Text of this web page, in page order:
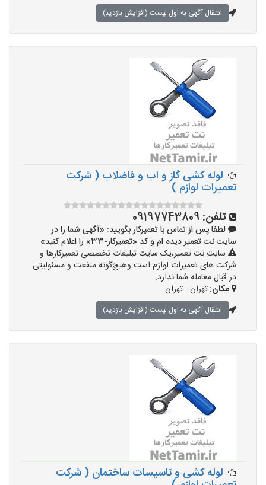
انتقال آگهی به اول لیست (افزایش بازدید)
لوله کشی گاز و اب و فاضلاب ( شرکت
تعمیرات لوازم )
تلفن: 09197743809
لطفا پس از تماس با تعمیرکار بگویید: «آگهی شما را در
سایت نت تعمیر دیده ام و کد «تعمیرکار-33» را اعلام کنید»
سایت نت تعمیر،یک سایت تبلیغات تخصصی تعمیرکارها و
شرکت های تعمیرات لوازم است وهیچ‌گونه منفعت و مسئولیتی
در قبال معامله شما ندارد.
مکان:تهران - تهران
انتقال آگهی به اول لیست (افزایش بازدید)
لوله کشی و تاسیسات ساختمان ( شرکت